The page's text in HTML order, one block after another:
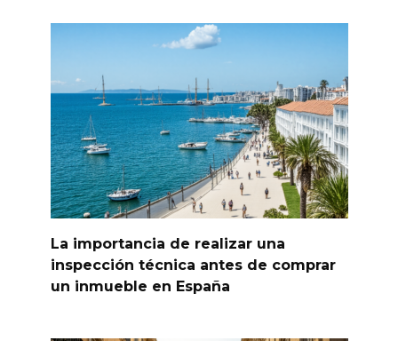
La importancia de realizar una
inspección técnica antes de comprar
un inmueble en España